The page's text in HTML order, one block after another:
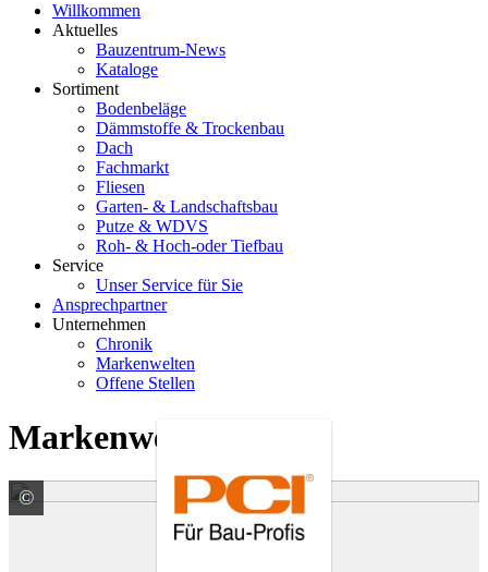
Willkommen
Aktuelles
Bauzentrum-News
Kataloge
Sortiment
Bodenbeläge
Dämmstoffe & Trockenbau
Dach
Fachmarkt
Fliesen
Garten- & Landschaftsbau
Putze & WDVS
Roh- & Hoch-oder Tiefbau
Service
Unser Service für Sie
Ansprechpartner
Unternehmen
Chronik
Markenwelten
Offene Stellen
Markenwelten
© PCI Augsburg GmbH